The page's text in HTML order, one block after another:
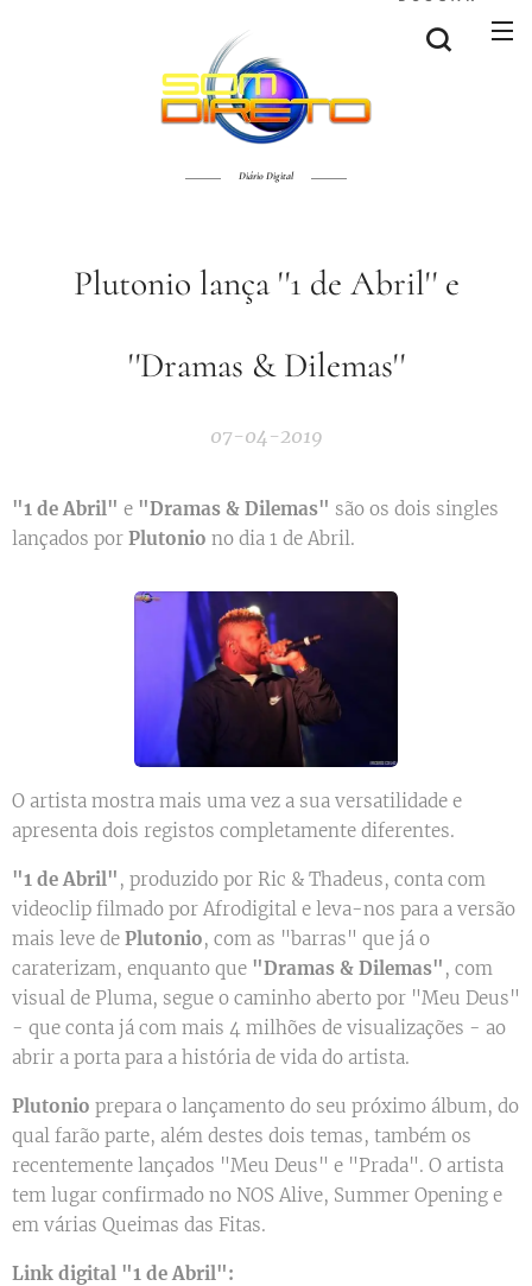
Diário Digital
Plutonio lança ''1 de Abril'' e
''Dramas & Dilemas''
07-04-2019
"1 de Abril" e "Dramas & Dilemas" são os dois singles
lançados por Plutonio no dia 1 de Abril.
O artista mostra mais uma vez a sua versatilidade e
apresenta dois registos completamente diferentes.
"1 de Abril" , produzido por Ric & Thadeus, conta com
videoclip filmado por Afrodigital e leva-nos para a versão
mais leve de Plutonio, com as "barras" que já o
caraterizam, enquanto que "Dramas & Dilemas" , com
visual de Pluma, segue o caminho aberto por "Meu Deus"
- que conta já com mais 4 milhões de visualizações - ao
abrir a porta para a história de vida do artista.
Plutonio prepara o lançamento do seu próximo álbum, do
qual farão parte, além destes dois temas, também os
recentemente lançados "Meu Deus" e "Prada". O artista
tem lugar confirmado no NOS Alive, Summer Opening e
em várias Queimas das Fitas.
Link digital "1 de Abril":